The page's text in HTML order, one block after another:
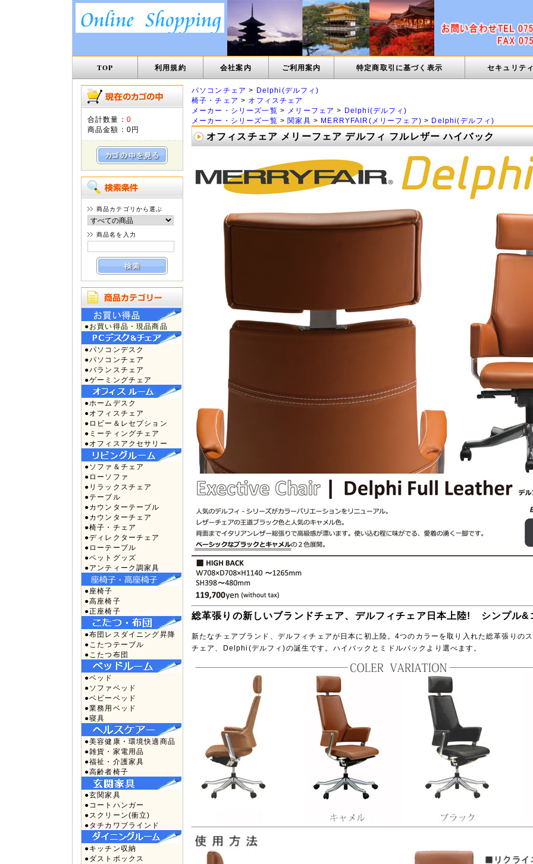
TOP 利用規約 会社案内 ご利用案内 特定商取引に基づく表示 セキュリテ
合計数量： 0
商品金額： 0円
商品カテゴリから選ぶ
商品名を入力
●お買い得品・現品商品
●パソコンデスク
●パソコンチェア
●バランスチェア
●ゲーミングチェア
●ホームデスク
●オフィスチェア
●ロビー＆レセプション
●ミーティングチェア
●オフィスアクセサリー
●ソファ＆チェア
●ローソファ
●リラックスチェア
●テーブル
●カウンターテーブル
●カウンターチェア
●椅子・チェア
●ディレクターチェア
●ローテーブル
●ペットグッズ
●アンティーク調家具
●座椅子
●高座椅子
●正座椅子
●布団レスダイニング昇降
●こたつテーブル
●こたつ布団
●ベッド
●ソファベッド
●ベビーベッド
●業務用ベッド
●寝具
●美容健康・環境快適商品
●雑貨・家電用品
●福祉・介護家具
●高齢者椅子
●玄関家具
●コートハンガー
●スクリーン(衝立)
●タチカワブラインド
●キッチン収納
●ダストボックス
パソコンチェア > Delphi(デルフィ)
椅子・チェア > オフィスチェア
メーカー・シリーズ一覧 > メリーフェア > Delphi(デルフィ)
メーカー・シリーズ一覧 >関家具 > MERRYFAIR(メリーフェア) > Delphi(デルフィ)
オフィスチェア メリーフェア デルフィ フルレザー ハイバック
総革張りの新しいブランドチェア、デルフィチェア日本上陸! シンプル&
新たなチェアブランド、デルフィチェアが日本に初上陸。4つのカラーを取り入れた総革張りの
チェア、Delphi(デルフィ)の誕生です。ハイバックとミドルバックより選べます。